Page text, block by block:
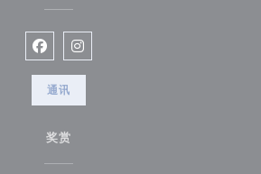
Facebook ((在新窗口中打开))
Instagram ((在新窗口中打开))
通讯
奖赏